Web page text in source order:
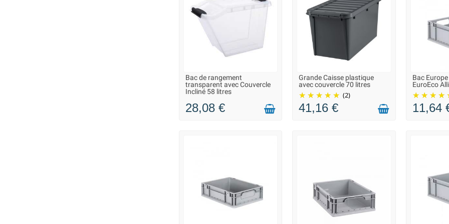
LIVRAISON 2 À 3 JOURS
Bac de rangement
transparent avec Couvercle
Incliné 58 litres
28,08 €
LIVRAISON 2 À 3 JOURS
Grande Caisse plastique
avec couvercle 70 litres
(2)
41,16 €
Bac
EuroEco
11,64